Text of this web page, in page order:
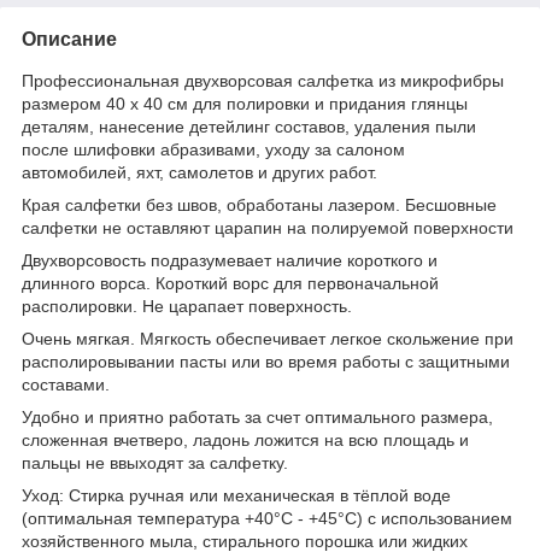
Описание
Профессиональная двухворсовая салфетка из микрофибры
размером 40 х 40 см для полировки и придания глянцы
деталям, нанесение детейлинг составов, удаления пыли
после шлифовки абразивами, уходу за салоном
автомобилей, яхт, самолетов и других работ.
Края салфетки без швов, обработаны лазером. Бесшовные
салфетки не оставляют царапин на полируемой поверхности
Двухворсовость подразумевает наличие короткого и
длинного ворса. Короткий ворс для первоначальной
располировки. Не царапает поверхность.
Очень мягкая. Мягкость обеспечивает легкое скольжение при
располировывании пасты или во время работы с защитными
составами.
Удобно и приятно работать за счет оптимального размера,
сложенная вчетверо, ладонь ложится на всю площадь и
пальцы не ввыходят за салфетку.
Уход: Стирка ручная или механическая в тёплой воде
(оптимальная температура +40°С - +45°С) с использованием
хозяйственного мыла, стирального порошка или жидких